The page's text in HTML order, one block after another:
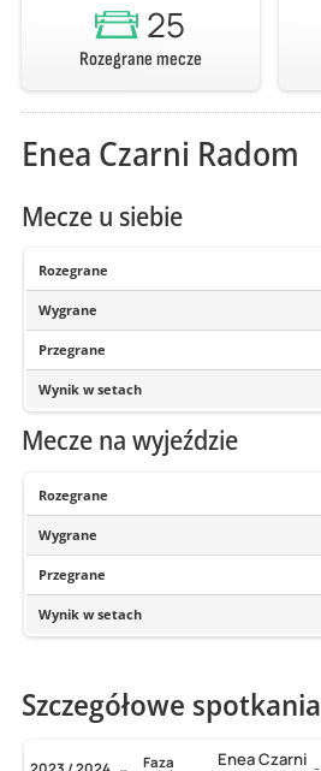
25
Rozegrane mecze
Enea Czarni Radom
Mecze u siebie
Rozegrane
Wygrane
Przegrane
Wynik w setach
Mecze na wyjeździe
Rozegrane
Wygrane
Przegrane
Wynik w setach
Szczegółowe spotkania
Faza
Enea Czarni